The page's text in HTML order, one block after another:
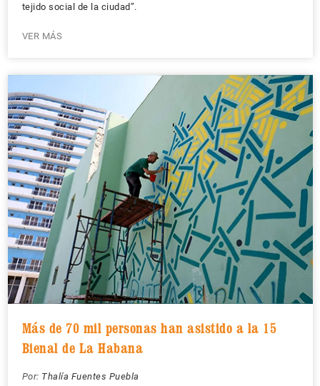
tejido social de la ciudad”.
VER MÁS
Más de 70 mil personas han asistido a la 15
Bienal de La Habana
Por: Thalía Fuentes Puebla